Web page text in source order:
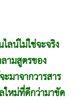
ลน์ไม่ใช่จะจริง
ามสูตรของ
มาจากวารสาร
หม่ที่ดีกว่ามาขัด